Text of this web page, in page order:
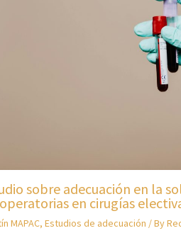
sobre adecuación en la
en cirugías
MAPAC, Estudios de adecuación / By